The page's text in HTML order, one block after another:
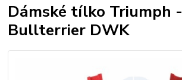
Dámské tílko Triumph -
Bullterrier DWK